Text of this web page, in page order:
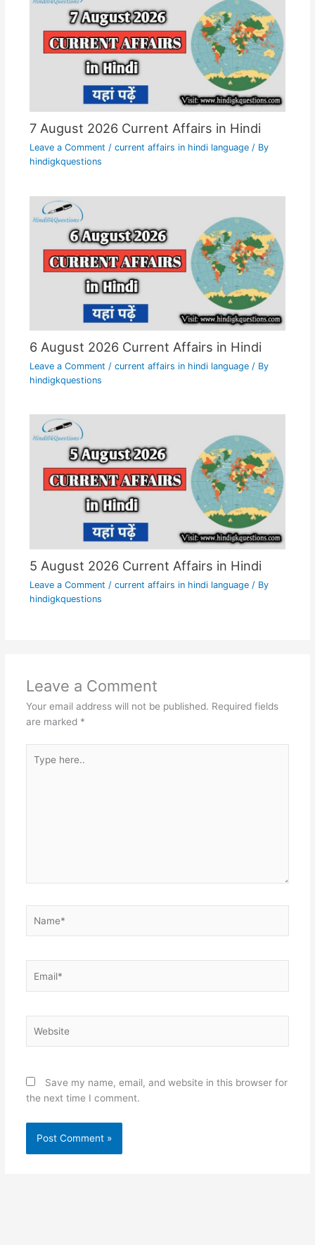
7 August 2026 Current Affairs in Hindi
Leave a Comment / current affairs in hindi language/ By
hindigkquestions
6 August 2026 Current Affairs in Hindi
Leave a Comment / current affairs in hindi language/ By
hindigkquestions
5 August 2026 Current Affairs in Hindi
Leave a Comment / current affairs in hindi language/ By
hindigkquestions
Leave a Comment
Your email address will not be published. Required fields
are marked *
here..
Save my name, email, and website in this browser for
the next time I comment.